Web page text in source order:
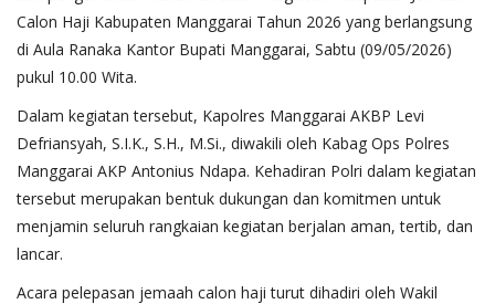
Calon Haji Kabupaten Manggarai Tahun 2026 yang berlangsung
di Aula Ranaka Kantor Bupati Manggarai, Sabtu (09/05/2026)
pukul 10.00 Wita.
Dalam kegiatan tersebut, Kapolres Manggarai AKBP Levi
Defriansyah, S.I.K., S.H., M.Si., diwakili oleh Kabag Ops Polres
Manggarai AKP Antonius Ndapa. Kehadiran Polri dalam kegiatan
tersebut merupakan bentuk dukungan dan komitmen untuk
menjamin seluruh rangkaian kegiatan berjalan aman, tertib, dan
lancar.
Acara pelepasan jemaah calon haji turut dihadiri oleh Wakil